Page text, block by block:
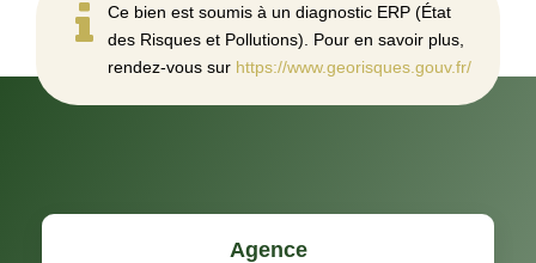
Ce bien est soumis à un diagnostic ERP (État
des Risques et Pollutions). Pour en savoir plus,
rendez-vous sur https://www.georisques.gouv.fr/
Agence